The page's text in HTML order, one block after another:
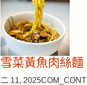
雪菜黃魚肉絲麵
二 11, 2025